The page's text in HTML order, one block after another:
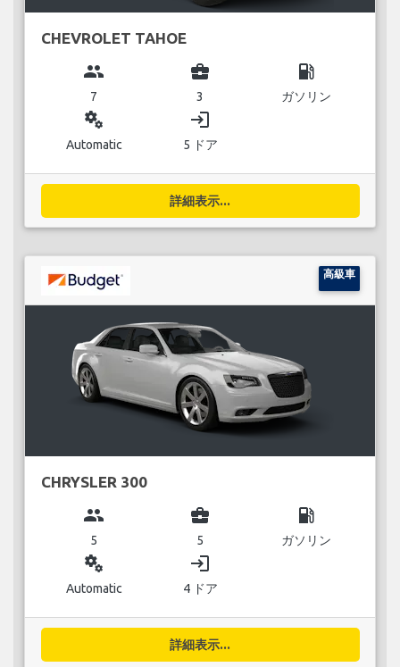
CHEVROLET TAHOE
group
7
business_center
3
local_gas_station
ガソリン
miscellaneous_services
Automatic
login
5 ドア
詳細表示...
高級車
CHRYSLER 300
group
5
business_center
5
local_gas_station
ガソリン
miscellaneous_services
Automatic
login
4 ドア
詳細表示...